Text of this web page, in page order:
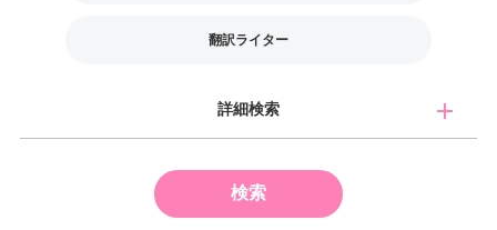
翻訳ライター
詳細検索